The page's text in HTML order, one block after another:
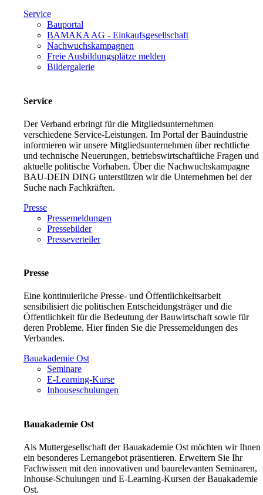
Service
Bauportal
BAMAKA AG - Einkaufsgesellschaft
Nachwuchskampagnen
Freie Ausbildungsplätze melden
Bildergalerie
Service
Der Verband erbringt für die Mitgliedsunternehmen
verschiedene Service-Leistungen. Im Portal der Bauindustrie
informieren wir unsere Mitgliedsunternehmen über rechtliche
und technische Neuerungen, betriebswirtschaftliche Fragen und
aktuelle politische Vorhaben. Über die Nachwuchskampagne
BAU-DEIN DING unterstützen wir die Unternehmen bei der
Suche nach Fachkräften.
Presse
Pressemeldungen
Pressebilder
Presseverteiler
Presse
Eine kontinuierliche Presse- und Öffentlichkeitsarbeit
sensibilisiert die politischen Entscheidungsträger und die
Öffentlichkeit für die Bedeutung der Bauwirtschaft sowie für
deren Probleme. Hier finden Sie die Pressemeldungen des
Verbandes.
Bauakademie Ost
Seminare
E-Learning-Kurse
Inhouseschulungen
Bauakademie Ost
Als Muttergesellschaft der Bauakademie Ost möchten wir Ihnen
ein besonderes Lernangebot präsentieren. Erweitern Sie Ihr
Fachwissen mit den innovativen und baurelevanten Seminaren,
Inhouse-Schulungen und E-Learning-Kursen der Bauakademie
Ost.